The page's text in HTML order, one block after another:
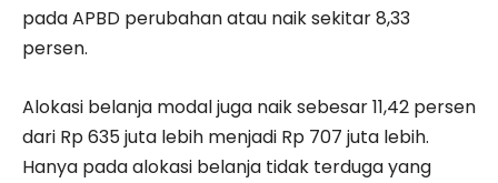
pada APBD perubahan atau naik sekitar 8,33
persen.
Alokasi belanja modal juga naik sebesar 11,42 persen
dari Rp 635 juta lebih menjadi Rp 707 juta lebih.
Hanya pada alokasi belanja tidak terduga yang